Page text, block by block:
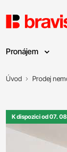
Pronájem
Úvod Prodej
K dispozici od 07.